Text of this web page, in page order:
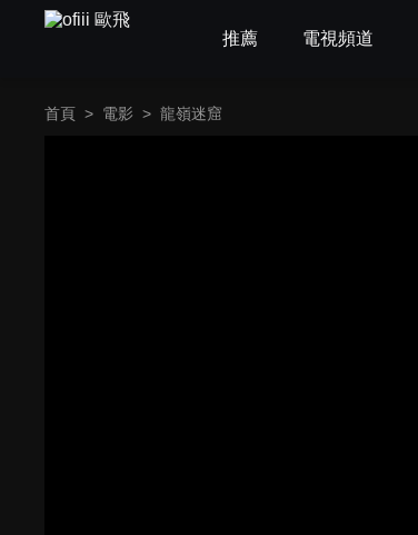
推薦 電視頻道
首頁 > 電影 > 龍嶺迷窟